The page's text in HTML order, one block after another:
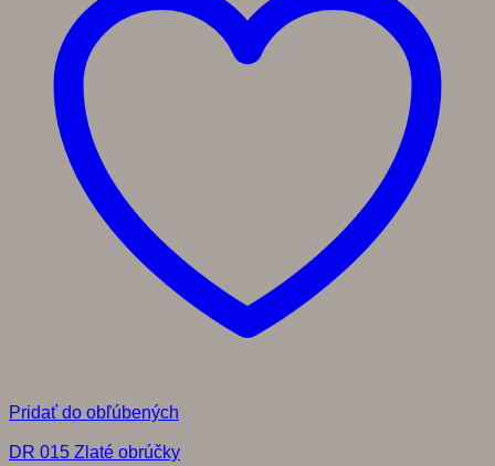
Pridať do obľúbených
DR 015 Zlaté obrúčky